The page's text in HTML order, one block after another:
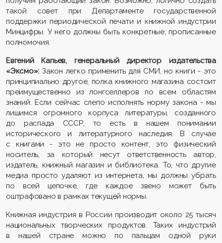
такой совет при Департаменте государственной
поддержки периодической печати и книжной индустрии
Минцифры. У него должны быть конкретные, прописанные
полномочия.
Евгений Капьев, генеральный директор издательства
«Эксмо»: Закон легко применить для СМИ, но книги - это
принципиально другое, полка книжного магазина состоит
преимущественно из лонгселлеров по всем областям
знаний. Если сейчас слепо исполнять норму закона - мы
лишимся огромного корпуса литературы, созданного
до распада СССР, то есть в нашем понимании
исторического и литературного наследия. В случае
с книгами - это не просто контент, это физический
носитель, за который несут ответственность автор,
издатель, книжный магазин и библиотека. То, что другие
медиа просто удаляют из интернета, мы должны убрать
по всей цепочке, где каждое звено может быть
оштрафовано в рамках текущей нормы.
Книжная индустрия в России производит около 25 тысяч
национальных творческих продуктов. Таких индустрий
в нашей стране можно по пальцам одной руки